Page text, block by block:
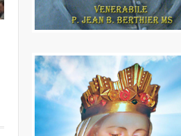
P. Jean Baptiste
Berthier MS
(24.02.1846 - 16.10.1908)
della Congregazione dei
della Sacra Famiglia